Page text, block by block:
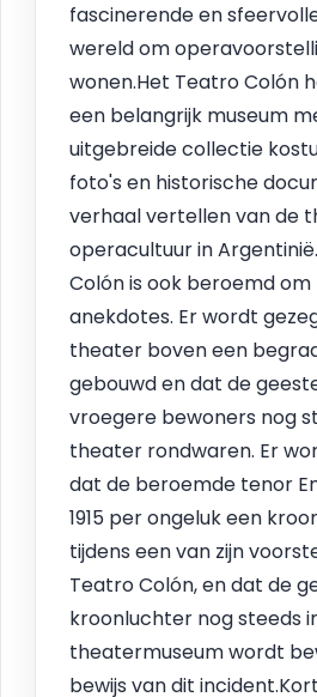
fascinerende en
wereld om
wonen.Het Teatro Colón
een belangrijk museum
uitgebreide collectie
foto's en historische
verhaal vertellen van de
operacultuur in
Colón is ook beroemd om
anekdotes. Er wordt
theater boven een
gebouwd en dat de
vroegere bewoners nog
theater rondwaren. Er
dat de beroemde tenor
1915 per ongeluk een
tijdens een van zijn
Teatro Colón, en dat de
kroonluchter nog steeds
theatermuseum wordt
bewijs van dit